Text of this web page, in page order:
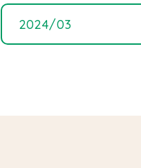
2024/03